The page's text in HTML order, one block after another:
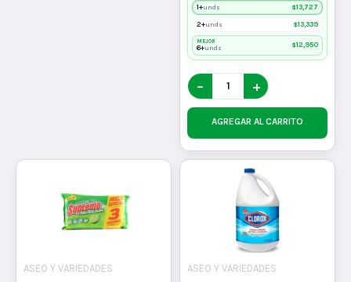
1+unds $13,727
2+unds $13,339
MEJOR
6+unds $12,950
− +
AGREGAR AL CARRITO
ASEO Y VARIEDADES
ASEO Y VARIEDADES